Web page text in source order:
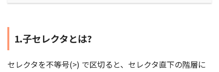
1.子セレクタとは?
セレクタを不等号(>) で区切ると、セレクタ直下の階層に